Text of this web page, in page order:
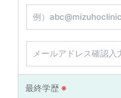
最終学歴 ※